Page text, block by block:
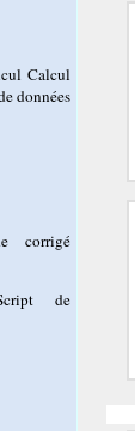
Calcul
données
corrigé
de